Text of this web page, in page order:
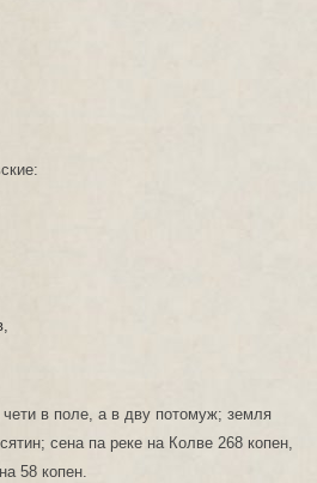
в поле, а в дву потомуж; земля
сена па реке на Колве 268 копен,
58 копен.